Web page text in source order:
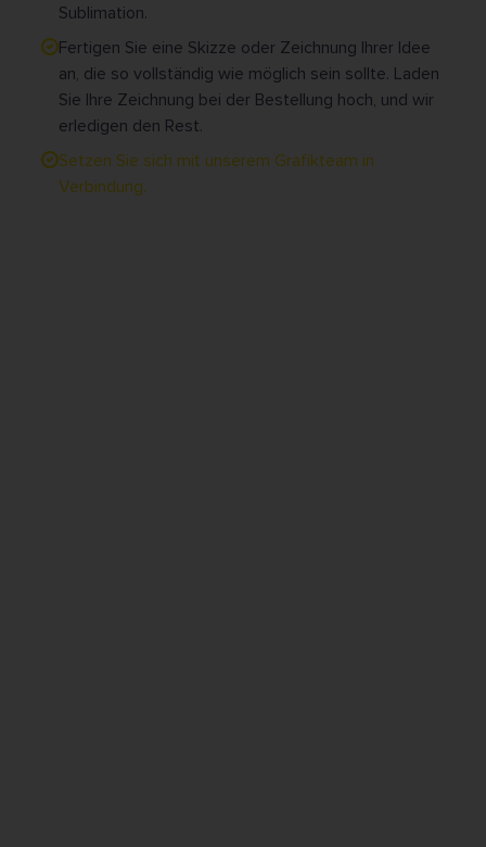
Sublimation.
Fertigen Sie eine Skizze oder Zeichnung Ihrer Idee
an, die so vollständig wie möglich sein sollte. Laden
Sie Ihre Zeichnung bei der Bestellung hoch, und wir
erledigen den Rest.
Setzen Sie sich mit unserem Grafikteam in
Verbindung.